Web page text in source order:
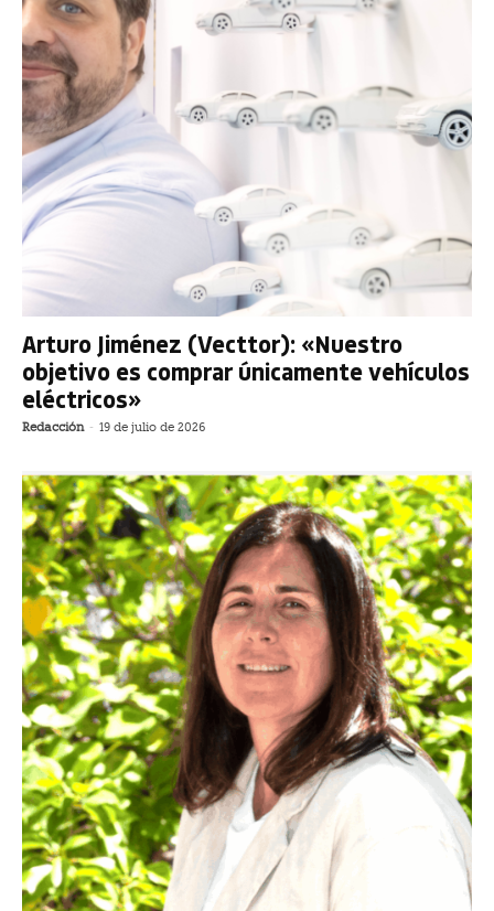
Arturo Jiménez (Vecttor): «Nuestro
objetivo es comprar únicamente vehículos
eléctricos»
Redacción - 19 de julio de 2026